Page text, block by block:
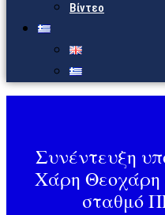
Βίντεο
Συνέντευξη
Χάρη Θεοχάρη
σταθμό